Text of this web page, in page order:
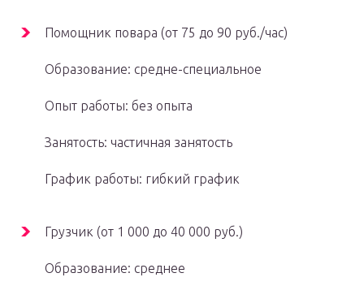
Помощник повара (от 75 до 90 руб./час)
Образование: средне-специальное
Опыт работы: без опыта
Занятость: частичная занятость
График работы: гибкий график
Грузчик (от 1 000 до 40 000 руб.)
Образование: среднее